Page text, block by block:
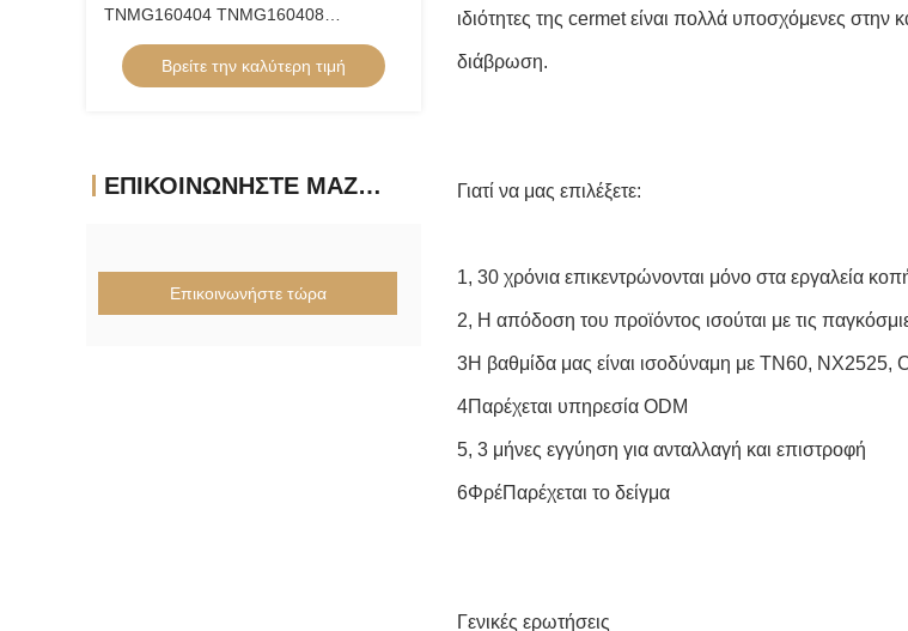
TNMG160404 TNMG160408
Εισαρτήματα στροφής CNC
Εισαρτήματα στροφής Cermet για
μηχανή CNC στο 5FG Chip Breaker
Βρείτε την καλύτερη τιμή
ΕΠΙΚΟΙΝΩΝΉΣΤΕ ΜΑΖΊ ΜΑΣ
Επικοινωνήστε τώρα
ιδιότητες της cermet είναι πολλά υποσχόμενες
διάβρωση.
Γιατί να μας επιλέξετε:
1, 30 χρόνια επικεντρώνονται μόνο στα εργαλεία
2, Η απόδοση του προϊόντος ισούται με τις
3Η βαθμίδα μας είναι ισοδύναμη με TN60,
4Παρέχεται υπηρεσία ODM
5, 3 μήνες εγγύηση για ανταλλαγή και επιστροφή
6ΦρέΠαρέχεται το δείγμα
Γενικές ερωτήσεις